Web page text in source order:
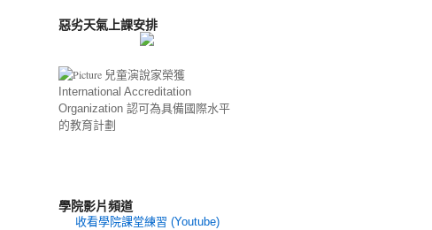
惡劣天氣上課安排
兒童演說家榮獲
International Accreditation
Organization 認可為具備國際水平
的教育計劃
學院影片頻道
收看學院課堂練習 (Youtube)